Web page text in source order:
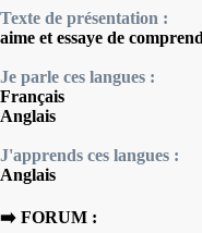
Texte de présentation :
aime et essaye de
Je parle ces langues :
Français
Anglais
J'apprends ces langues :
Anglais
➡️ FORUM :